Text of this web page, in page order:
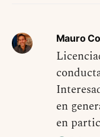
Mauro
en
en